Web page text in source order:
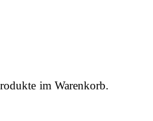
im Warenkorb.